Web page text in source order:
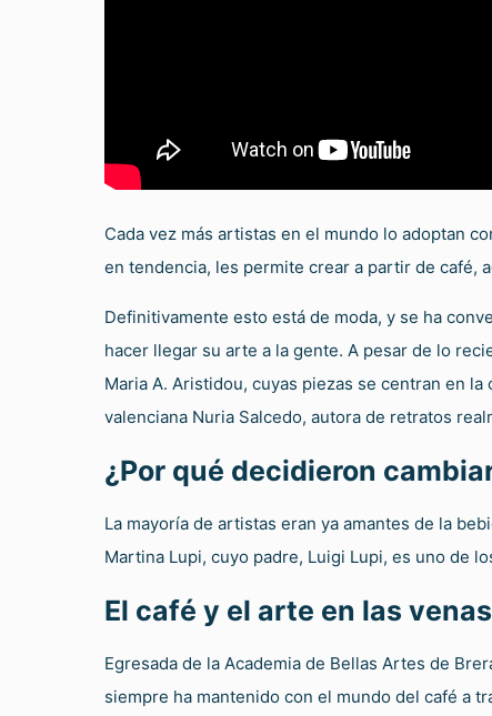
Cada vez más artistas en el mundo lo adoptan
en tendencia, les permite crear a partir de café,
Definitivamente esto está de moda, y se ha
hacer llegar su arte a la gente. A pesar de lo
Maria A. Aristidou, cuyas piezas se centran en
valenciana Nuria Salcedo, autora de retratos
¿Por qué decidieron
La mayoría de artistas eran ya amantes de la
Martina Lupi, cuyo padre, Luigi Lupi, es uno de
El café y el arte en las venas
Egresada de la Academia de Bellas Artes de
siempre ha mantenido con el mundo del café a